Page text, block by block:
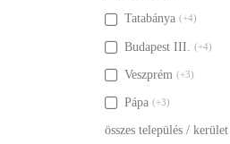
Tatabánya (+4)
Budapest III. (+4)
Veszprém (+3)
Pápa (+3)
összes település / kerület